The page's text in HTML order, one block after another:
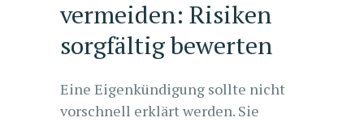
vermeiden: Risiken
sorgfältig bewerten
Eine Eigenkündigung sollte nicht
vorschnell erklärt werden. Sie